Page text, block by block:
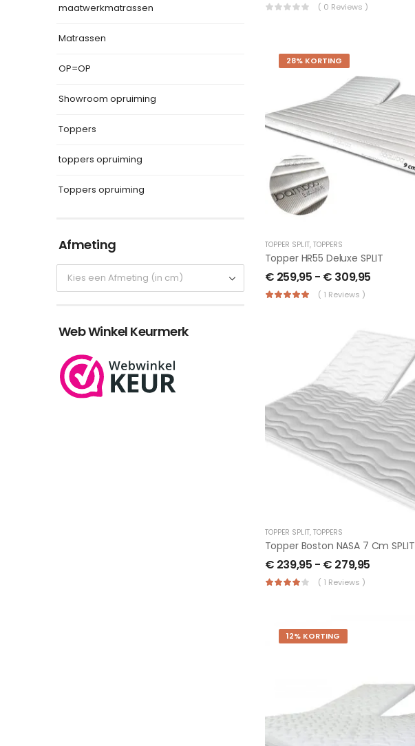
maatwerkmatrassen
Matrassen
OP=OP
Showroom opruiming
Toppers
toppers opruiming
Toppers opruiming
Afmeting
Web Winkel Keurmerk
( 0 Reviews )
28% KORTING
TOPPER SPLIT, TOPPERS
Topper HR55 Deluxe SPLIT
€ 259,95 - € 309,95
( 1 Reviews )
TOPPER SPLIT, TOPPERS
Topper Boston NASA 7 Cm SPLIT
€ 239,95 - € 279,95
( 1 Reviews )
12% KORTING